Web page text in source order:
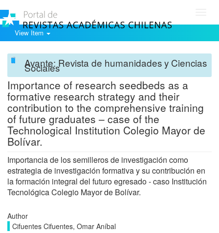
View Item
Avante: Revista de humanidades y Ciencias
Sociales
Importance of research seedbeds as a
formative research strategy and their
contribution to the comprehensive training
of future graduates – case of the
Technological Institution Colegio Mayor de
Bolívar.
Importancia de los semilleros de investigación como
estrategia de investigación formativa y su contribución en
la formación integral del futuro egresado - caso Institución
Tecnológica Colegio Mayor de Bolívar.
Author
Cifuentes Cifuentes, Omar Aníbal